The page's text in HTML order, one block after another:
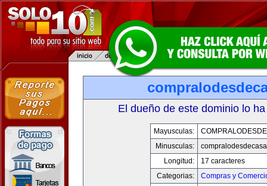
El dueño de este dominio lo
Mayusculas:
Minusculas:
Longitud:
17 caracteres
Categorias:
Compras y